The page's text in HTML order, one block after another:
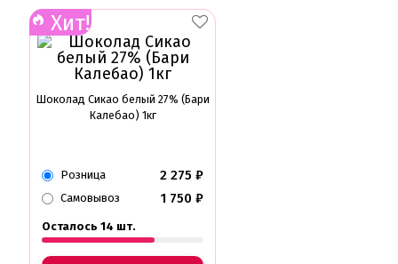
Хит!
Шоколад Сикао белый 27% (Бари
Калебао) 1кг
Розница 2 275 ₽
Самовывоз 1 750 ₽
Осталось 14 шт.